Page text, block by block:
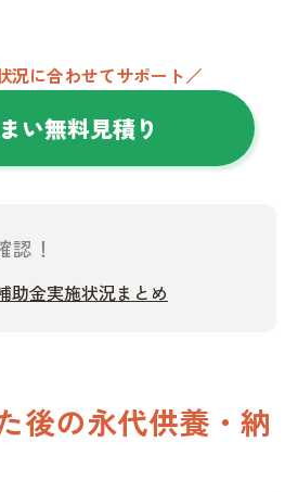
況に合わせてサポート／
い無料見積り
認！
助金実施状況まとめ
後の永代供養・納